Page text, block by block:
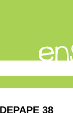
38